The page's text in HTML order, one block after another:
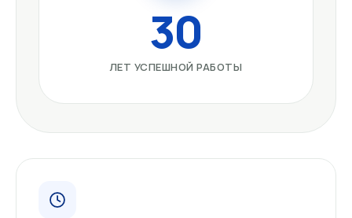
30
ЛЕТ УСПЕШНОЙ РАБОТЫ